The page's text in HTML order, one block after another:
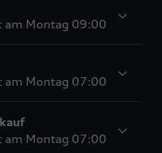
am Montag 09:00
am Montag 07:00
am Montag 07:00